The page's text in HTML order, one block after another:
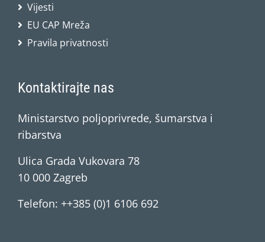
Vijesti
EU CAP Mreža
Pravila privatnosti
Kontaktirajte nas
Ministarstvo poljoprivrede, šumarstva i
ribarstva
Ulica Grada Vukovara 78
10 000 Zagreb
Telefon: ++385 (0)1 6106 692